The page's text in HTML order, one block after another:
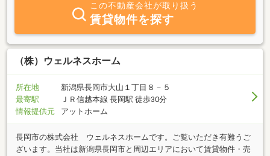
この不動産会社が取り扱う
賃貸物件を探す
（株）ウェルネスホーム
所在地
新潟県長岡市大山１丁目８－５
最寄駅
ＪＲ信越本線 長岡駅 徒歩30分
情報提供元
アットホーム
長岡市の株式会社 ウェルネスホームです。ご覧いただき有難うご
ざいます。当社は新潟県長岡市と周辺エリアにおいて賃貸物件・売